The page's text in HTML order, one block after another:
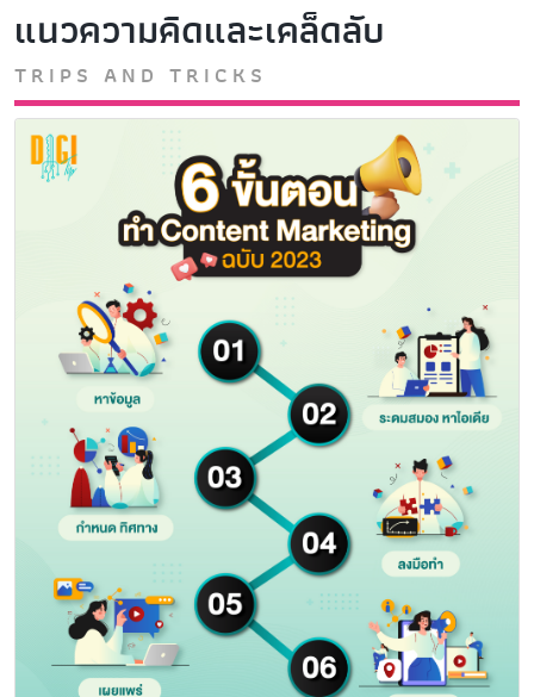
แนวความคิดและเคล็ดลับ
TRIPS AND TRICKS